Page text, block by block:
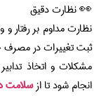
👀 نظارت دقیق
نظارت مداوم بر
ثبت تغییرات در مصرف
مشکلات و اتخاذ
انجام شود تا ازسلامت